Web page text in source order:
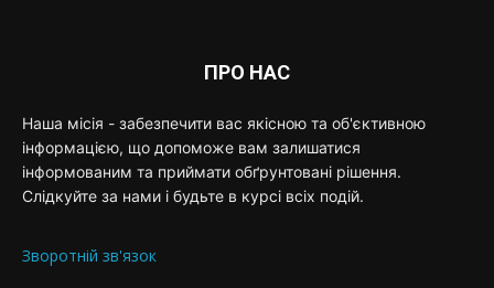
ПРО НАС
Наша місія - забезпечити вас якісною та об'єктивною
інформацією, що допоможе вам залишатися
інформованим та приймати обґрунтовані рішення.
Слідкуйте за нами і будьте в курсі всіх подій.
Зворотній зв'язок